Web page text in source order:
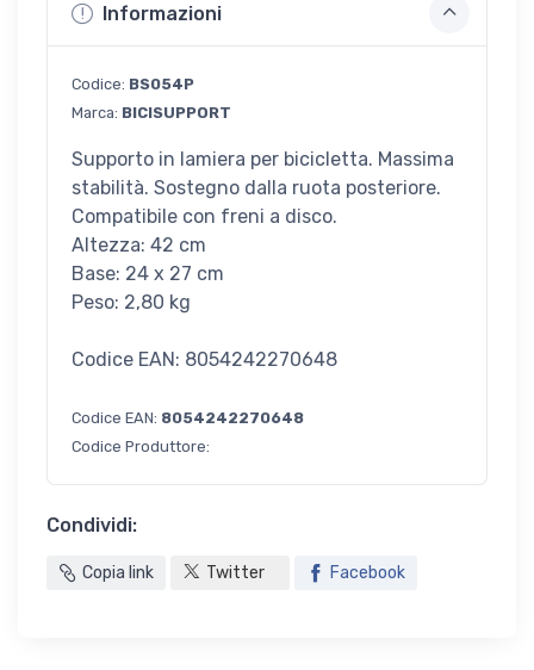
Informazioni
Codice: BS054P
Marca: BICISUPPORT
Supporto in lamiera per bicicletta. Massima
stabilità. Sostegno dalla ruota posteriore.
Compatibile con freni a disco.
Altezza: 42 cm
Base: 24 x 27 cm
Peso: 2,80 kg
Codice EAN: 8054242270648
Codice EAN: 8054242270648
Codice Produttore:
Condividi:
Copia link Twitter Facebook